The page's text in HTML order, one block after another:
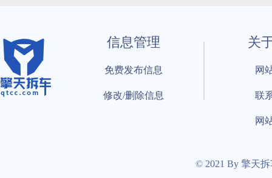
信息管理
免费发布信息
修改/删除信息
关
网
联
网
© 2021 By 擎天